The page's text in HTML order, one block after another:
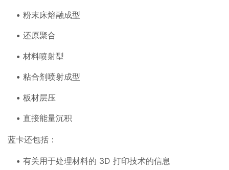
粉末床熔融成型
还原聚合
材料喷射型
粘合剂喷射成型
板材层压
直接能量沉积
蓝卡还包括：
有关用于处理材料的 3D 打印技术的信息